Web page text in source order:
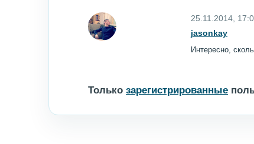
25.11.2014,
jasonkay
Интересно,
Только зарегистрированные